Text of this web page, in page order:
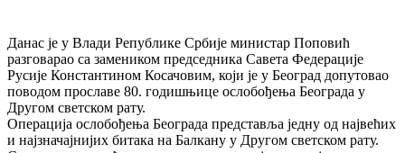
Данас је у Влади Републике Србије министар Поповић
разговарао са замеником председника Савета Федерације
Русије Константином Косачовим, који је у Београд допутовао
поводом прославе 80. годишњице ослобођења Београда у
Другом светском рату.
Операција ослобођења Београда представља једну од највећих
и најзначајнијих битака на Балкану у Другом светском рату.